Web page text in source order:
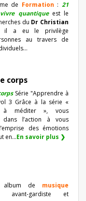
de Formation :21
quantiqueest le
du Dr Christian
il a eu le privilège
au travers de
corps
Série "Apprendre à
3 Grâce à la série «
à méditer », vous
dans l’action à vous
des émotions
en...En savoir plus ❯
de musique
avant-gardiste et